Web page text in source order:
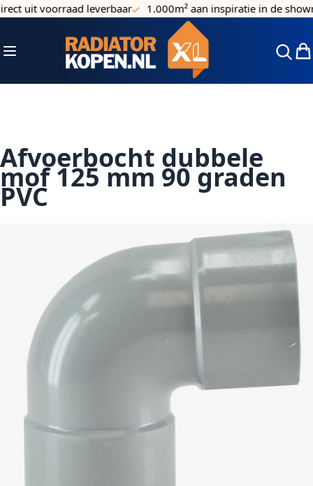
Ga naar de inhoud
uit voorraad leverbaar 1.000m² aan inspiratie in de
Toggle Nav
Afvoerbocht dubbele
mof 125 mm 90 graden
PVC